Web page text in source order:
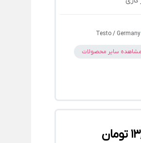
Testo / Germany
مشاهده سایر محصولات